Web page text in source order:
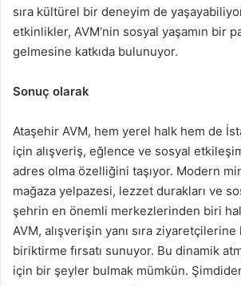
sıra kültürel bir deneyim de
etkinlikler, AVM’nin sosyal yaşamın bir
gelmesine katkıda bulunuyor.
Sonuç olarak
Ataşehir AVM, hem yerel halk hem de
için alışveriş, eğlence ve sosyal
adres olma özelliğini taşıyor. Modern
mağaza yelpazesi, lezzet durakları ve
şehrin en önemli merkezlerinden biri
AVM, alışverişin yanı sıra ziyaretçilerine
biriktirme fırsatı sunuyor. Bu dinamik
için bir şeyler bulmak mümkün.